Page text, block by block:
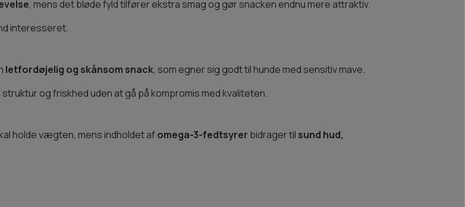
, mens det bløde fyld tilfører ekstra smag og gør snacken endnu mere attraktiv.
interesseret.
letfordøjelig og skånsom snack, som egner sig godt til hunde med sensitiv mave.
og friskhed uden at gå på kompromis med kvaliteten.
holde vægten, mens indholdet afomega-3-fedtsyrer bidrager til sund hud,